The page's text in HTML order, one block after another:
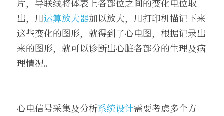
片，导联线将体表上各部位之间的变化电位取
出，用运算放大器加以放大，用打印机描记下来
这些变化的图形，就得到了心电图，根据记录出
来的图形，就可以诊断出心脏各部分的生理及病
理情况。
心电信号采集及分析系统设计需要考虑多个方